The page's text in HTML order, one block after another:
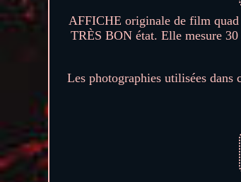
AFFICHE originale de film
TRÈS BON état. Elle mesure
Les photographies utilisées dans